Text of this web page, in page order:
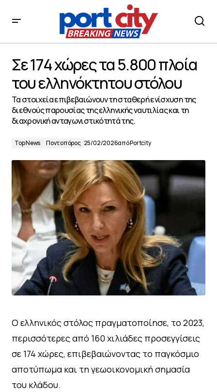
Σε 174 χώρες τα 5.800 πλοία
του ελληνόκτητου στόλου
Τα στοιχεία επιβεβαιώνουν τη σταθερή ενίσχυση της
διεθνούς παρουσίας της ελληνικής ναυτιλίας και τη
διαχρονική ανταγωνιστικότητά της.
Top News Ποντοπόρος 25/02/2026απόPortcity
Ο ελληνικός στόλος πραγματοποίησε, το 2023,
περισσότερες από 160 χιλιάδες προσεγγίσεις
σε 174 χώρες, επιβεβαιώνοντας το παγκόσμιο
αποτύπωμα και τη γεωοικονομική σημασία
του κλάδου.